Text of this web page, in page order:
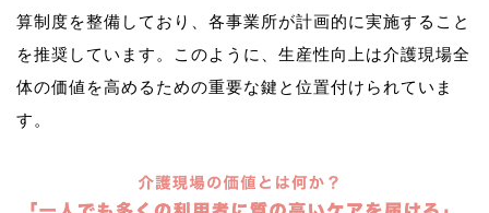
算制度を整備しており、各事業所が計画的に実施すること
を推奨しています。このように、生産性向上は介護現場全
体の価値を高めるための重要な鍵と位置付けられていま